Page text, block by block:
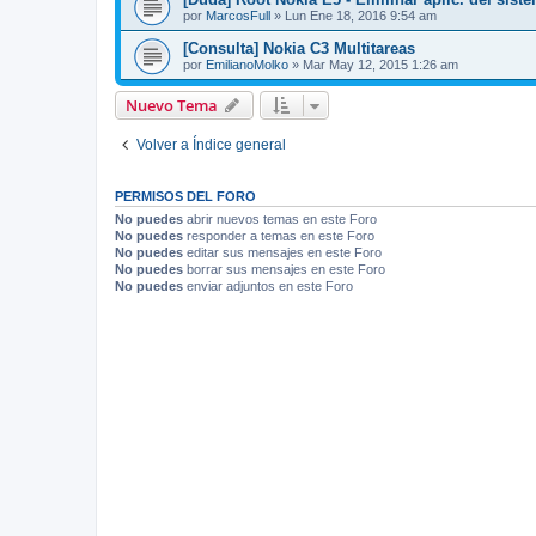
por MarcosFull » Lun Ene 18, 2016 9:54 am
[Consulta] Nokia C3 Multitareas
por EmilianoMolko » Mar May 12, 2015 1:26 am
Nuevo Tema
Volver a Índice general
PERMISOS DEL FORO
No puedes abrir nuevos temas en este Foro
No puedes responder a temas en este Foro
No puedes editar sus mensajes en este Foro
No puedes borrar sus mensajes en este Foro
No puedes enviar adjuntos en este Foro